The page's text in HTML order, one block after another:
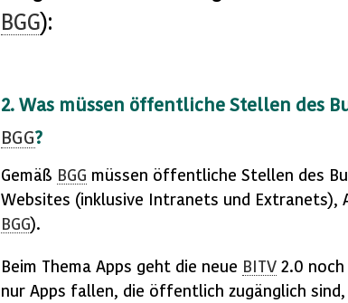
BGG):
2. Was müssen öffentliche Stellen des
BGG?
Gemäß BGG müssen öffentliche Stellen des
Websites (inklusive Intranets und Extranets),
BGG).
Beim Thema Apps geht die neue BITV 2.0
nur Apps fallen, die öffentlich zugänglich